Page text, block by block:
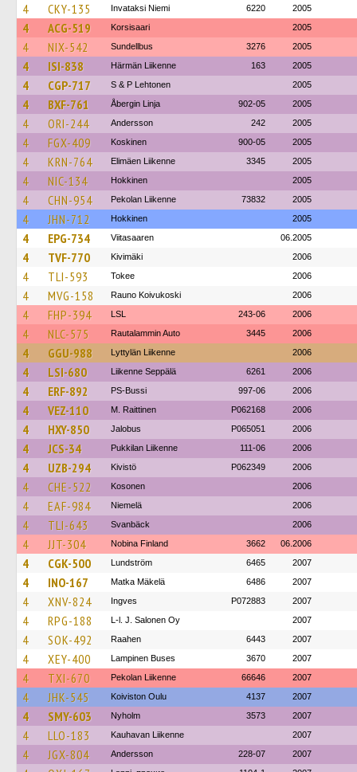
4 CKY-135 Invataksi Niemi 6220 2005
4 ACG-519 Korsisaari 2005
4 NIX-542 Sundellbus 3276 2005
4 ISI-838 Härmän Liikenne 163 2005
4 CGP-717 S & P Lehtonen 2005
4 BXF-761 Åbergin Linja 902-05 2005
4 ORI-244 Andersson 242 2005
4 FGX-409 Koskinen 900-05 2005
4 KRN-764 Elimäen Liikenne 3345 2005
4 NIC-134 Hokkinen 2005
4 CHN-954 Pekolan Liikenne 73832 2005
4 JHN-712 Hokkinen 2005
4 EPG-734 Viitasaaren 06.2005
4 TVF-770 Kivimäki 2006
4 TLI-593 Tokee 2006
4 MVG-158 Rauno Koivukoski 2006
4 FHP-394 LSL 243-06 2006
4 NLC-575 Rautalammin Auto 3445 2006
4 GGU-988 Lyttylän Liikenne 2006
4 LSI-680 Liikenne Seppälä 6261 2006
4 ERF-892 PS-Bussi 997-06 2006
4 VEZ-110 M. Raittinen P062168 2006
4 HXY-850 Jalobus P065051 2006
4 JCS-34 Pukkilan Liikenne 111-06 2006
4 UZB-294 Kivistö P062349 2006
4 CHE-522 Kosonen 2006
4 EAF-984 Niemelä 2006
4 TLI-643 Svanbäck 2006
4 JJT-304 Nobina Finland 3662 06.2006
4 CGK-500 Lundström 6465 2007
4 INO-167 Matka Mäkelä 6486 2007
4 XNV-824 Ingves P072883 2007
4 RPG-188 L-l. J. Salonen Oy 2007
4 SOK-492 Raahen 6443 2007
4 XEY-400 Lampinen Buses 3670 2007
4 TXI-670 Pekolan Liikenne 66646 2007
4 JHK-545 Koiviston Oulu 4137 2007
4 SMY-603 Nyholm 3573 2007
4 LLO-183 Kauhavan Liikenne 2007
4 JGX-804 Andersson 228-07 2007